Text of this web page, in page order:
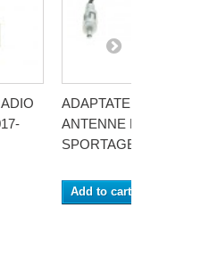
ADAPTATEUR POUR
ANTENNE KIA
SPORTAGE 05/2005-
Add to cart